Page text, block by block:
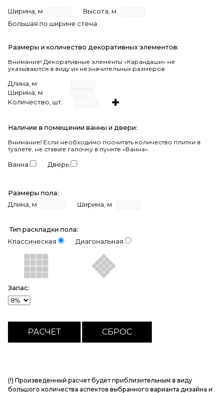
Ширина, м
Высота, м
Большая по ширине стена
Размеры и количество декоративных элементов:
Внимание! Декоративные элементы «Карандаши» не
указываются в виду их незначительных размеров.
Длина, м
Ширина, м
Количество, шт.
Наличие в помещении ванны и двери:
Внимание! Если необходимо посчитать количество плитки в
туалете, не ставьте галочку в пункте «Ванна».
Ванна Дверь
Размеры пола:
Длина, м
Ширина, м
Тип раскладки пола:
Классическая
Диагональная
Запас:
(!) Произведенный расчет будет приблизительным в виду
большого количества аспектов выбранного варианта дизайна и